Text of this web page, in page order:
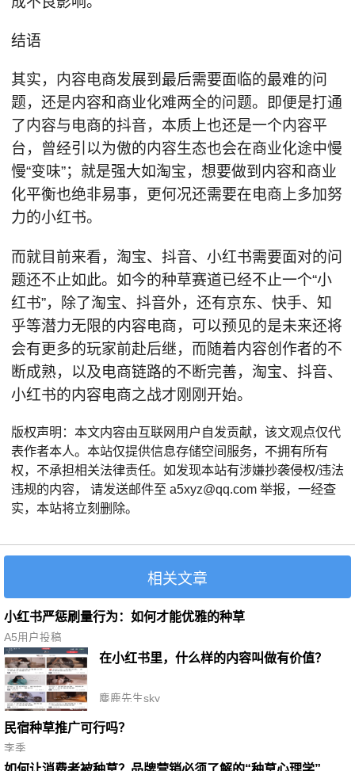
结语
其实，内容电商发展到最后需要面临的最难的问
题，还是内容和商业化难两全的问题。即便是打通
了内容与电商的抖音，本质上也还是一个内容平
台，曾经引以为傲的内容生态也会在商业化途中慢
慢“变味”；就是强大如淘宝，想要做到内容和商业
化平衡也绝非易事，更何况还需要在电商上多加努
力的小红书。
而就目前来看，淘宝、抖音、小红书需要面对的问
题还不止如此。如今的种草赛道已经不止一个“小
红书”，除了淘宝、抖音外，还有京东、快手、知
乎等潜力无限的内容电商，可以预见的是未来还将
会有更多的玩家前赴后继，而随着内容创作者的不
断成熟，以及电商链路的不断完善，淘宝、抖音、
小红书的内容电商之战才刚刚开始。
版权声明：本文内容由互联网用户自发贡献，该文观点仅代
表作者本人。本站仅提供信息存储空间服务，不拥有所有
权，不承担相关法律责任。如发现本站有涉嫌抄袭侵权/违法
违规的内容， 请发送邮件至 a5xyz@qq.com 举报，一经查
实，本站将立刻删除。
相关文章
小红书严惩刷量行为：如何才能优雅的种草
A5用户投稿
在小红书里，什么样的内容叫做有价值？
麋鹿先生sky
民宿种草推广可行吗？
李季